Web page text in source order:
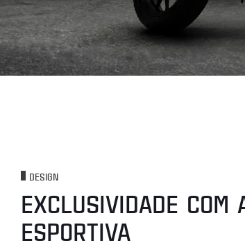
DESIGN
EXCLUSIVIDADE COM
ESPORTIVA